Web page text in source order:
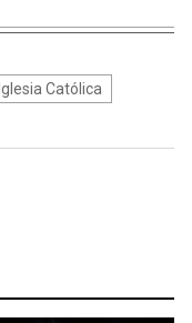
Iglesia Católica